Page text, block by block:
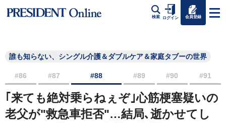
検索 ログイン 会員登録
誰も知らない、シングル介護＆ダブルケア＆家庭タブーの世界
#86 #87 #88 #89 #90 #91
｢来ても絶対乗らねぇぞ｣心筋梗塞疑いの
老父が"救急車拒否"…結局､逝かせてし